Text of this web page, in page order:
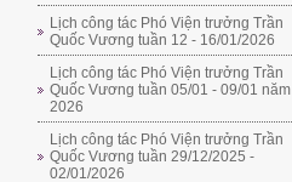
Lịch công tác Phó Viện trưởng Trần
Quốc Vương tuần 12 - 16/01/2026
Lịch công tác Phó Viện trưởng Trần
Quốc Vương tuần 05/01 - 09/01 năm
2026
Lịch công tác Phó Viện trưởng Trần
Quốc Vương tuần 29/12/2025 -
02/01/2026